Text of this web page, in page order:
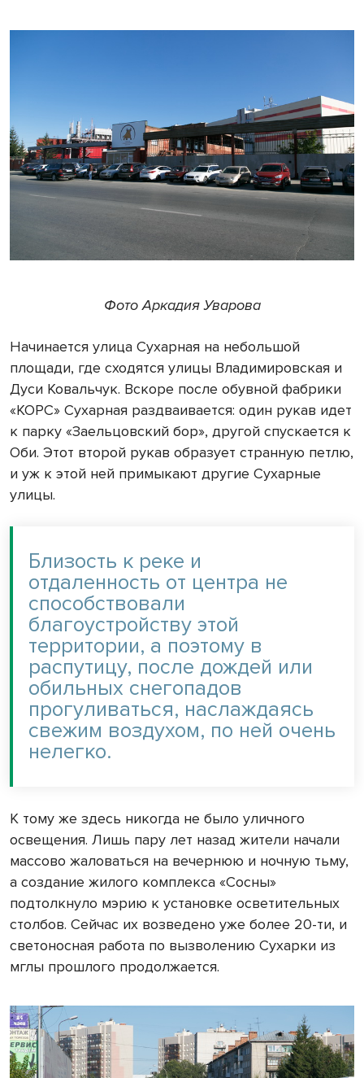
Фото Аркадия Уварова
Начинается улица Сухарная на небольшой
площади, где сходятся улицы Владимировская и
Дуси Ковальчук. Вскоре после обувной фабрики
«КОРС» Сухарная раздваивается: один рукав идет
к парку «Заельцовский бор», другой спускается к
Оби. Этот второй рукав образует странную петлю,
и уж к этой ней примыкают другие Сухарные
улицы.
Близость к реке и
отдаленность от центра не
способствовали
благоустройству этой
территории, а поэтому в
распутицу, после дождей или
обильных снегопадов
прогуливаться, наслаждаясь
свежим воздухом, по ней очень
нелегко.
К тому же здесь никогда не было уличного
освещения. Лишь пару лет назад жители начали
массово жаловаться на вечернюю и ночную тьму,
а создание жилого комплекса «Сосны»
подтолкнуло мэрию к установке осветительных
столбов. Сейчас их возведено уже более 20-ти, и
светоносная работа по вызволению Сухарки из
мглы прошлого продолжается.